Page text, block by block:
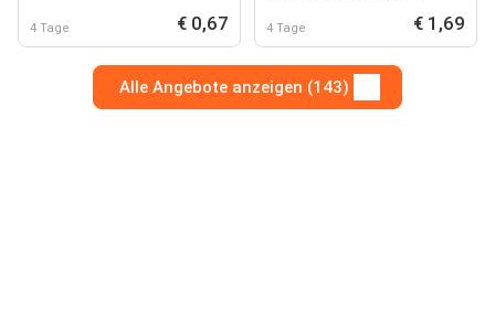
4 Tage € 0,67 4 Tage € 1,69
Alle Angebote anzeigen (143)